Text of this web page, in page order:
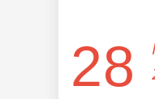
28